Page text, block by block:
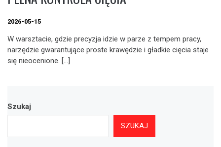
2026-05-15
W warsztacie, gdzie precyzja idzie w parze z tempem pracy,
narzędzie gwarantujące proste krawędzie i gładkie cięcia staje
się nieocenione. […]
Szukaj
SZUKAJ